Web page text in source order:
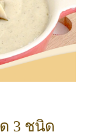
ด 3 ชนิด